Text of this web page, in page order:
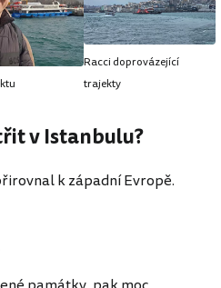
Racci doprovázející
trajekty
v Istanbulu?
k západní Evropě.